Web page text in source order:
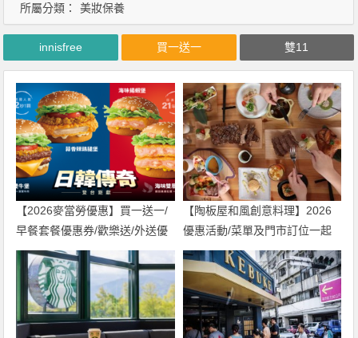
所屬分類： 美妝保養
innisfree 買一送一 雙11
【2026麥當勞優惠】買一送一/
早餐套餐優惠券/歡樂送/外送優
惠/菜單整理
【陶板屋和風創意料理】2026
優惠活動/菜單及門市訂位一起
看！